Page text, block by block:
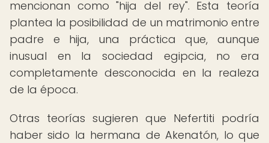
mencionan como "hija del rey". Esta teoría
plantea la posibilidad de un matrimonio entre
padre e hija, una práctica que, aunque
inusual en la sociedad egipcia, no era
completamente desconocida en la realeza
de la época.
Otras teorías sugieren que Nefertiti podría
haber sido la hermana de Akenatón, lo que